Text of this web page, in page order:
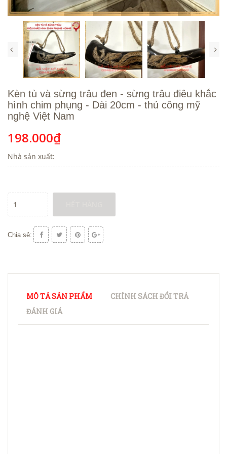
Kèn tù và sừng trâu đen - sừng trâu điêu khắc
hình chim phụng - Dài 20cm - thủ công mỹ
nghệ Việt Nam
198.000₫
Nhà sản xuất:
Chia sẻ:
MÔ TẢ SẢN PHẨM
CHÍNH SÁCH ĐỔI TRẢ
ĐÁNH GIÁ